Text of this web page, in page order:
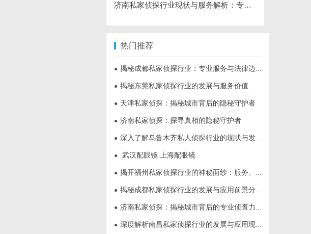
济南私家侦探行业现状与服务解析：专业调查助您安心
热门推荐
● 揭秘成都私家侦探行业：专业服务与法律边界解析
● 揭秘东莞私家侦探行业的发展与服务价值
● 天津私家侦探：揭秘城市背后的隐秘守护者
● 济南私家侦探：探寻真相的隐秘守护者
● 深入了解乌鲁木齐私人侦探行业的现状与发展趋势
● 武汉配眼镜 上海配眼镜
● 揭开福州私家侦探行业的神秘面纱：服务、优势与法律解析
● 揭秘成都私家侦探行业的发展与应用前景分析
● 济南私家侦探：揭秘城市背后的专业侦查力量
● 深度解析南昌私家侦探行业的发展与应用现状